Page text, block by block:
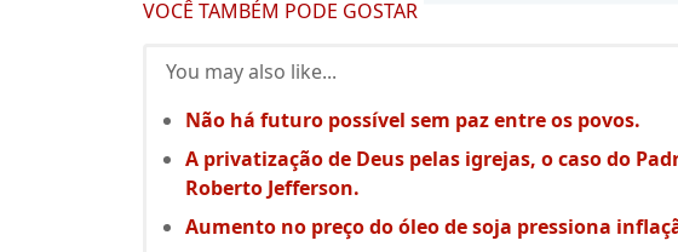
VOCÊ TAMBÉM PODE GOSTAR
You may also like...
Não há futuro possível sem paz entre os povos.
A privatização de Deus pelas igrejas, o caso do
Roberto Jefferson.
Aumento no preço do óleo de soja pressiona